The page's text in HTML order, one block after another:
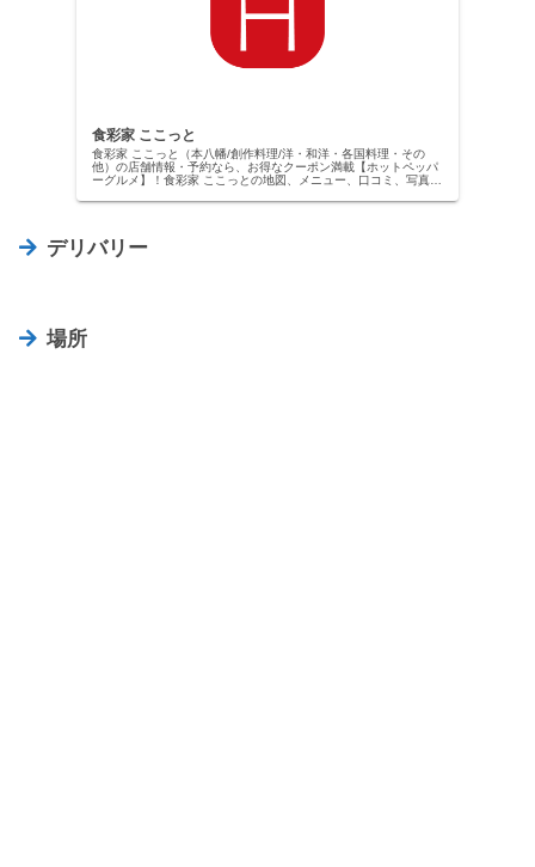
食彩家 ここっと
食彩家 ここっと（本八幡/創作料理/洋・和洋・各国料理・その
他）の店舗情報・予約なら、お得なクーポン満載【ホットペッパ
ーグルメ】！食彩家 ここっとの地図、メニュー、口コミ、写真な
デリバリー
場所